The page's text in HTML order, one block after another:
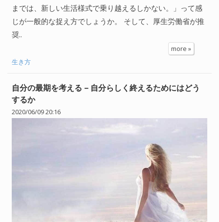
までは、新しい生活様式で乗り越えるしかない。」って感
じが一般的な捉え方でしょうか。 そして、厚生労働省が推
奨..
more »
生き方
自分の最期を考える – 自分らしく終えるためにはどう
するか
2020/06/09 20:16